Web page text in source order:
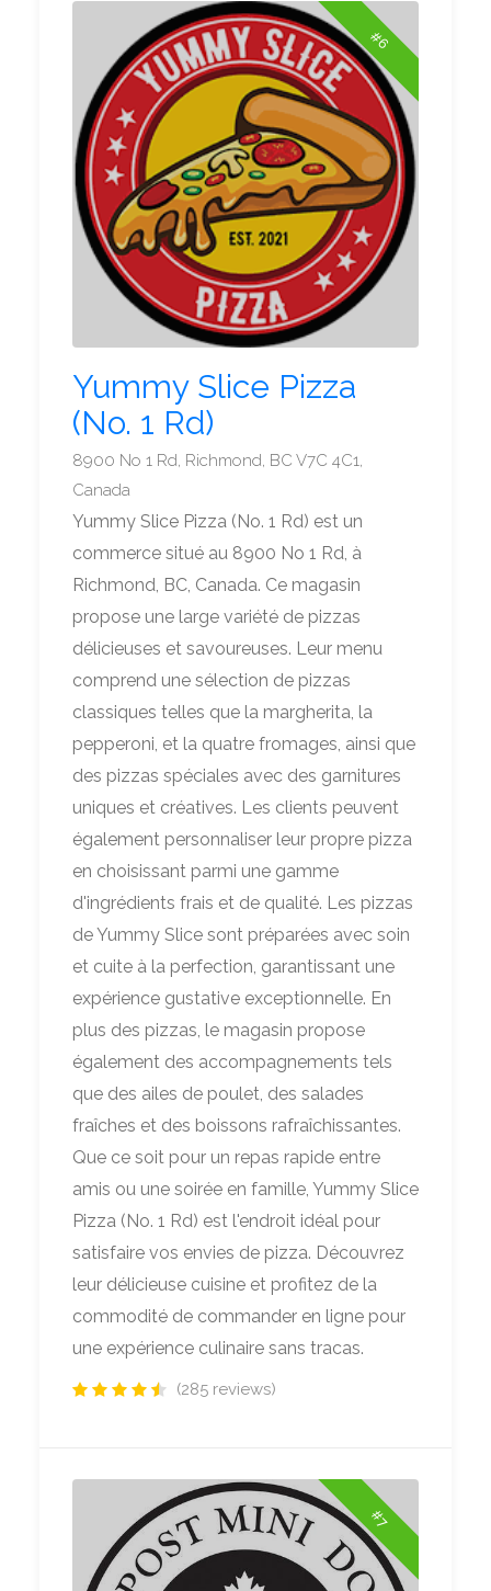
#6
Yummy Slice Pizza
(No. 1 Rd)
8900 No 1 Rd, Richmond, BC V7C 4C1,
Canada
Yummy Slice Pizza (No. 1 Rd) est un
commerce situé au 8900 No 1 Rd, à
Richmond, BC, Canada. Ce magasin
propose une large variété de pizzas
délicieuses et savoureuses. Leur menu
comprend une sélection de pizzas
classiques telles que la margherita, la
pepperoni, et la quatre fromages, ainsi que
des pizzas spéciales avec des garnitures
uniques et créatives. Les clients peuvent
également personnaliser leur propre pizza
en choisissant parmi une gamme
d'ingrédients frais et de qualité. Les pizzas
de Yummy Slice sont préparées avec soin
et cuite à la perfection, garantissant une
expérience gustative exceptionnelle. En
plus des pizzas, le magasin propose
également des accompagnements tels
que des ailes de poulet, des salades
fraîches et des boissons rafraîchissantes.
Que ce soit pour un repas rapide entre
amis ou une soirée en famille, Yummy Slice
Pizza (No. 1 Rd) est l'endroit idéal pour
satisfaire vos envies de pizza. Découvrez
leur délicieuse cuisine et profitez de la
commodité de commander en ligne pour
une expérience culinaire sans tracas.
(285 reviews)
#7